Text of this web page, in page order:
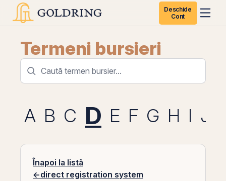
Deschide
Cont
Termeni bursieri
A B C D E F G H I J
Înapoi la listă
←direct registration system